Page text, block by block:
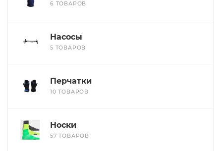
6 ТОВАРОВ
Насосы
5 ТОВАРОВ
Перчатки
10 ТОВАРОВ
Носки
57 ТОВАРОВ